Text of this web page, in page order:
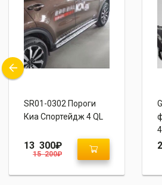
SR01-0302 Пороги
Киа Спортейдж 4 QL
15 200₽
13 300₽